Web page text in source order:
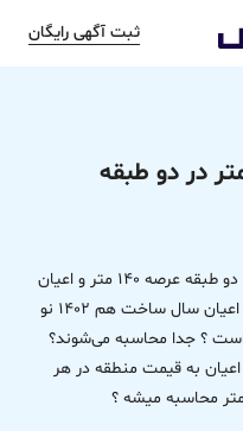
ثبت آگهی رایگان
140 متر و اعیان 100 متر در دو طبقه
سلام سوالی داشتم در مورد حیاط ویلایی دو طبقه عرصه 140 متر و اعیان
در دو طبقه هر کدام 100 متر که 200 متر اعیان سال ساخت هم 1402 نو
؟ جدا محاسبه می‌شوند؟
محاسبه میشه و 200 متر اعیان به قیمت منطقه در هر